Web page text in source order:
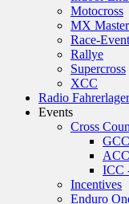
Motocross
MX
Race-
Rallye
Supercross
XCC
Radio Fahrerlager
Events
Cross
ICC
Incentives
Enduro